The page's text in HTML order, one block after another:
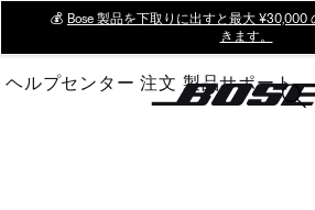
Main
💰 Bose 製品を下取りに出すと最大 ¥30,000
きます。
ヘルプセンター 注文 製品サポート